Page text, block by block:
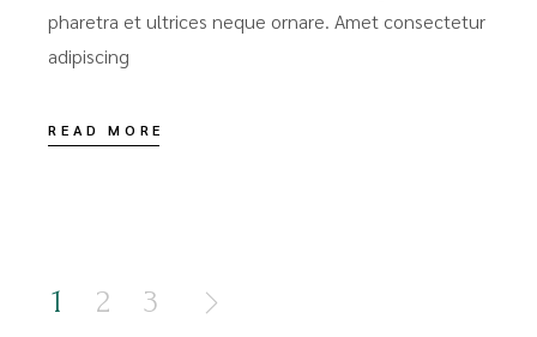
pharetra et ultrices neque ornare. Amet consectetur
adipiscing
READ MORE
1 2 3